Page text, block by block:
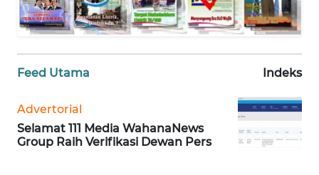
Feed Utama Indeks
Advertorial
Selamat 111 Media WahanaNews
Group Raih Verifikasi Dewan Pers
WN
JABAR
WN
BANTEN
NTT